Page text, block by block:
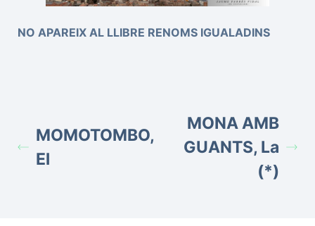
NO APAREIX AL LLIBRE RENOMS IGUALADINS
MOMOTOMBO,
El
MONA AMB
GUANTS, La
(*)